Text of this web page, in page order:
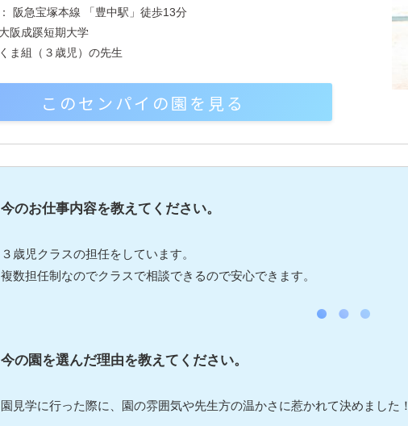
阪急宝塚本線 「豊中駅」徒歩13分
阪成蹊短期大学
ま組（３歳児）の先生
このセンパイの園を見る
今のお仕事内容を教えてください。
３歳児クラスの担任をしています。
複数担任制なのでクラスで相談できるので安心できます。
今の園を選んだ理由を教えてください。
園見学に行った際に、園の雰囲気や先生方の温かさに惹かれて決めました！